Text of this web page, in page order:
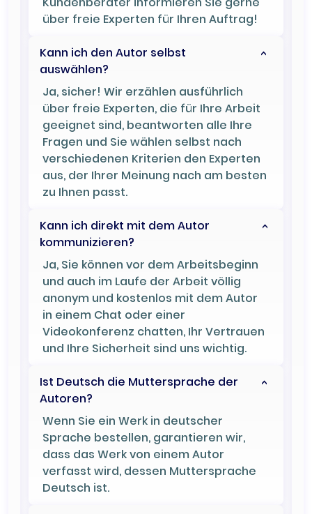
über freie Experten für Ihren Auftrag!
Kann ich den Autor selbst
auswählen?
Ja, sicher! Wir erzählen ausführlich
über freie Experten, die für Ihre Arbeit
geeignet sind, beantworten alle Ihre
Fragen und Sie wählen selbst nach
verschiedenen Kriterien den Experten
aus, der Ihrer Meinung nach am besten
zu Ihnen passt.
Kann ich direkt mit dem Autor
kommunizieren?
Ja, Sie können vor dem Arbeitsbeginn
und auch im Laufe der Arbeit völlig
anonym und kostenlos mit dem Autor
in einem Chat oder einer
Videokonferenz chatten, Ihr Vertrauen
und Ihre Sicherheit sind uns wichtig.
Ist Deutsch die Muttersprache der
Autoren?
Wenn Sie ein Werk in deutscher
Sprache bestellen, garantieren wir,
dass das Werk von einem Autor
verfasst wird, dessen Muttersprache
Deutsch ist.